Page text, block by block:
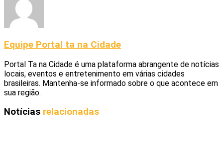
Equipe Portal ta na Cidade
Portal Ta na Cidade é uma plataforma abrangente de notícias
locais, eventos e entretenimento em várias cidades
brasileiras. Mantenha-se informado sobre o que acontece em
sua região.
Notícias relacionadas